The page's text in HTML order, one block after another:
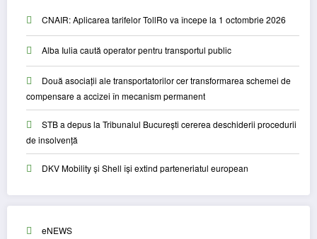
CNAIR: Aplicarea tarifelor TollRo va începe la 1 octombrie 2026
Alba Iulia caută operator pentru transportul public
Două asociații ale transportatorilor cer transformarea schemei de
compensare a accizei în mecanism permanent
STB a depus la Tribunalul București cererea deschiderii procedurii
de insolvență
DKV Mobility și Shell își extind parteneriatul european
eNEWS